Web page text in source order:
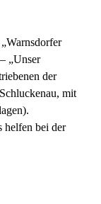
„Unser
der
mit
helfen bei der